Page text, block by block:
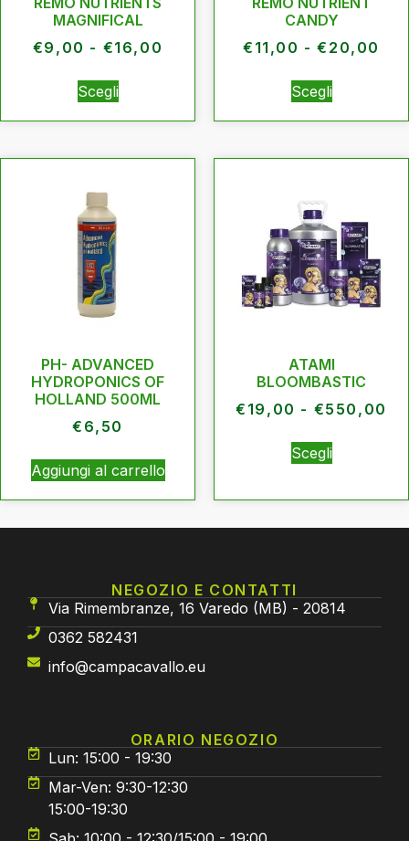
MAGNIFICAL
€9,00 - €16,00
Scegli
CANDY
€ 11,00 - € 20,00
Scegli
PH- ADVANCED
HYDROPONICS OF
HOLLAND 500ML
€ 6,50
Aggiungi al carrello
ATAMI
BLOOMBASTIC
€ 19,00 - €550,00
Scegli
NEGOZIO E CONTATTI
Via Rimembranze, 16 Varedo (MB) - 20814
0362 582431
info@campacavallo.eu
ORARIO NEGOZIO
Lun: 15:00 - 19:30
Mar-Ven: 9:30-12:30
15:00-19:30